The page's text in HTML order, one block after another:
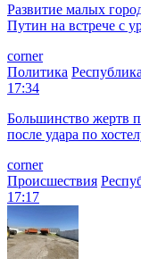
Развитие малых
Путин на встрече с
corner
Политика
17:34
Большинство жертв
после удара по
corner
Происшествия
17:17